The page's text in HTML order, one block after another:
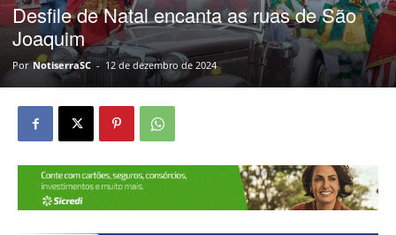
Desfile de Natal encanta as ruas de São
Joaquim
Por NotiserraSC - 12 de dezembro de 2024